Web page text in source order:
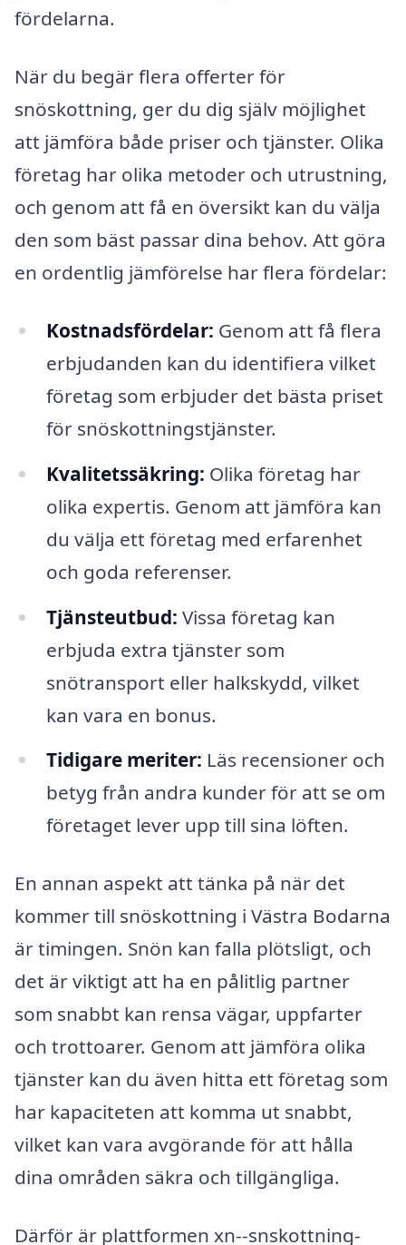
fördelarna.
När du begär flera offerter för
snöskottning, ger du dig själv möjlighet
att jämföra både priser och tjänster. Olika
företag har olika metoder och utrustning,
och genom att få en översikt kan du välja
den som bäst passar dina behov. Att göra
en ordentlig jämförelse har flera fördelar:
Kostnadsfördelar: Genom att få flera
erbjudanden kan du identifiera vilket
företag som erbjuder det bästa priset
för snöskottningstjänster.
Kvalitetssäkring: Olika företag har
olika expertis. Genom att jämföra kan
du välja ett företag med erfarenhet
och goda referenser.
Tjänsteutbud: Vissa företag kan
erbjuda extra tjänster som
snötransport eller halkskydd, vilket
kan vara en bonus.
Tidigare meriter: Läs recensioner och
betyg från andra kunder för att se om
företaget lever upp till sina löften.
En annan aspekt att tänka på när det
kommer till snöskottning i Västra Bodarna
är timingen. Snön kan falla plötsligt, och
det är viktigt att ha en pålitlig partner
som snabbt kan rensa vägar, uppfarter
och trottoarer. Genom att jämföra olika
tjänster kan du även hitta ett företag som
har kapaciteten att komma ut snabbt,
vilket kan vara avgörande för att hålla
dina områden säkra och tillgängliga.
Därför är plattformen xn--snskottning-